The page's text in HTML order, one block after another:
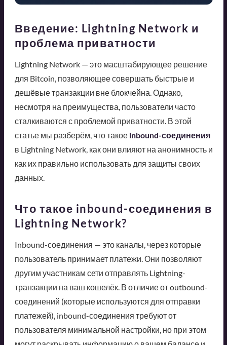
Введение: Lightning Network и
проблема приватности
Lightning Network — это масштабирующее решение
для Bitcoin, позволяющее совершать быстрые и
дешёвые транзакции вне блокчейна. Однако,
несмотря на преимущества, пользователи часто
сталкиваются с проблемой приватности. В этой
статье мы разберём, что такое inbound-соединения
в Lightning Network, как они влияют на анонимность и
как их правильно использовать для защиты своих
данных.
Что такое inbound-соединения в
Lightning Network?
Inbound-соединения — это каналы, через которые
пользователь принимает платежи. Они позволяют
другим участникам сети отправлять Lightning-
транзакции на ваш кошелёк. В отличие от outbound-
соединений (которые используются для отправки
платежей), inbound-соединения требуют от
пользователя минимальной настройки, но при этом